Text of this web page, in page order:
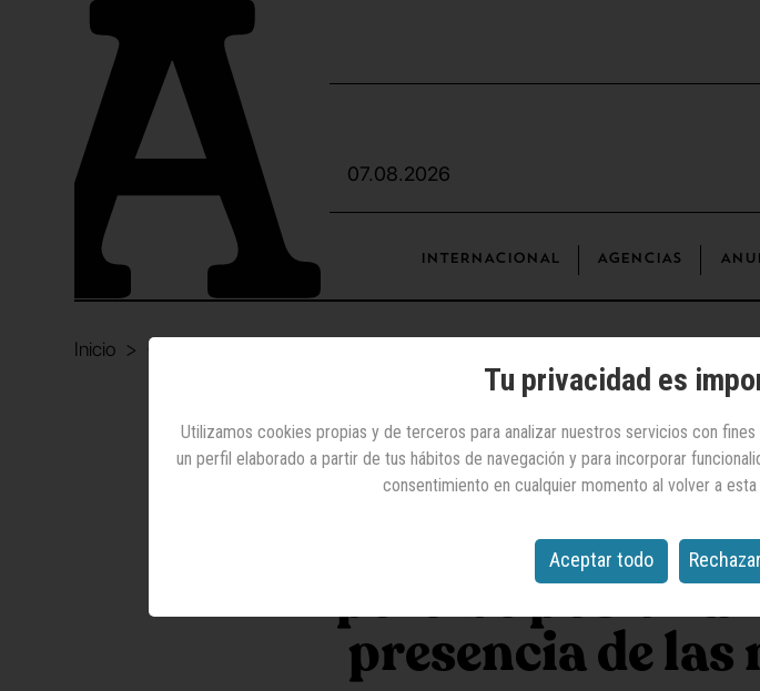
07.08.2026
INTERNACIONAL AGENCIAS
Inicio Otras noticias
Otras noticias
Patrocinio
de los asistentes a
percibe
presencia de las
Tu privacidad es
Utilizamos cookies propias y de terceros para analizar nuestros servicios con
un perfil elaborado a partir de tus hábitos de navegación y para incorporar
consentimiento en cualquier momento al volver a
Aceptar todo